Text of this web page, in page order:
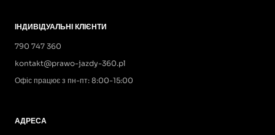
ІНДИВІДУАЛЬНІ КЛІЄНТИ
790 747 360
kontakt@prawo-jazdy-360.pl
Офіс працює з пн-пт: 8:00-15:00
АДРЕСА